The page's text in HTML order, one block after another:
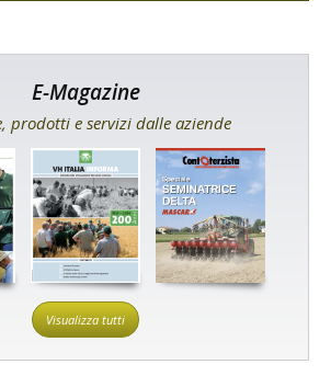
E-Magazine
prodotti e servizi dalle aziende
Visualizza tutti